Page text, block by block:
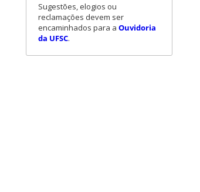
Sugestões, elogios ou
reclamações devem ser
encaminhados para a Ouvidoria
da UFSC.